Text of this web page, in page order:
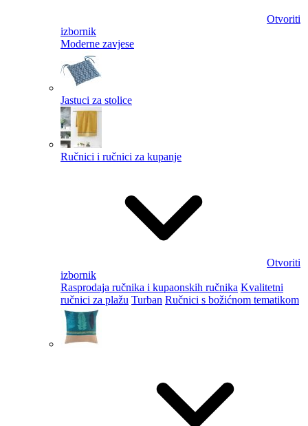
Otvoriti
izbornik
Moderne zavjese
Jastuci za stolice
Ručnici i ručnici za kupanje
Otvoriti
izbornik
Rasprodaja ručnika i kupaonskih ručnika Kvalitetni
ručnici za plažu Turban Ručnici s božićnom tematikom